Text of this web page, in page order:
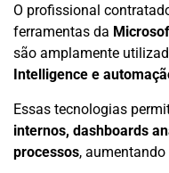
O profissional
ferramentas da
são amplamente
Intelligence e
Essas tecnologias
internos, dashboards
processos,